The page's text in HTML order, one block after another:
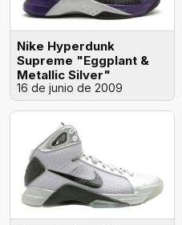
Nike Hyperdunk
Supreme "Eggplant &
Metallic Silver"
16 de junio de 2009